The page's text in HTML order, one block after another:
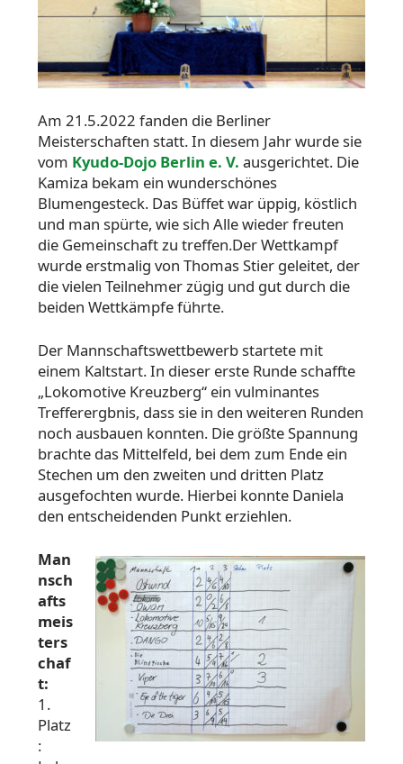
Am 21.5.2022 fanden die Berliner
Meisterschaften statt. In diesem Jahr wurde sie
vom Kyudo-Dojo Berlin e. V. ausgerichtet. Die
Kamiza bekam ein wunderschönes
Blumengesteck. Das Büffet war üppig, köstlich
und man spürte, wie sich Alle wieder freuten
die Gemeinschaft zu treffen.Der Wettkampf
wurde erstmalig von Thomas Stier geleitet, der
die vielen Teilnehmer zügig und gut durch die
beiden Wettkämpfe führte.
Der Mannschaftswettbewerb startete mit
einem Kaltstart. In dieser erste Runde schaffte
„Lokomotive Kreuzberg“ ein vulminantes
Trefferergbnis, dass sie in den weiteren Runden
noch ausbauen konnten. Die größte Spannung
brachte das Mittelfeld, bei dem zum Ende ein
Stechen um den zweiten und dritten Platz
ausgefochten wurde. Hierbei konnte Daniela
den entscheidenden Punkt erziehlen.
Man
nsch
afts
meis
ters
chaf
t:
1.
Platz
: